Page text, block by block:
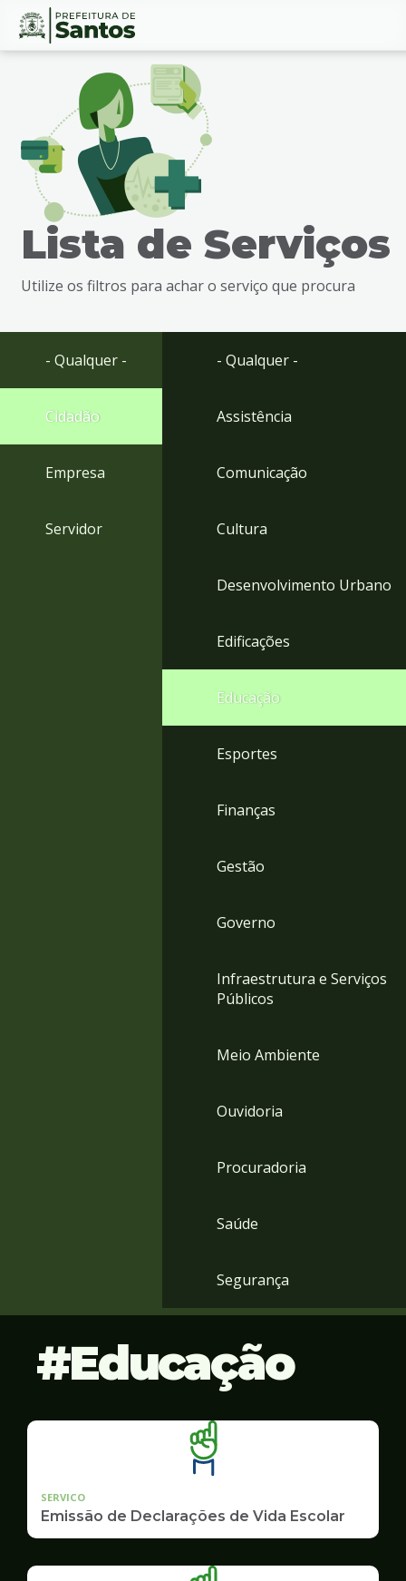
Ir
busca
Ir
rodapé
Conteúdo
Lista de Serviços
Utilize os filtros para achar o serviço que procura
- Qualquer -
Cidadão
Empresa
Servidor
- Qualquer -
Assistência
Comunicação
Cultura
Desenvolvimento Urbano
Edificações
Educação
Esportes
Finanças
Gestão
Governo
Infraestrutura e Serviços
Públicos
Meio Ambiente
Ouvidoria
Procuradoria
Saúde
Segurança
Educação
SERVICO
Emissão de Declarações de Vida Escolar